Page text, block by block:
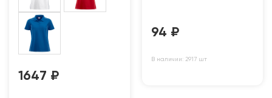
1647 ₽
94 ₽
В наличии: 2917 шт